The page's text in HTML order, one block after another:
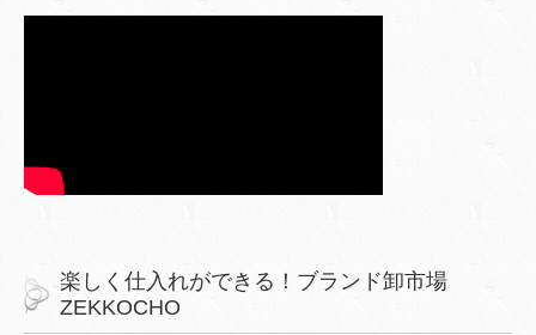
楽しく仕入れができる！ブランド卸市場
ZEKKOCHO